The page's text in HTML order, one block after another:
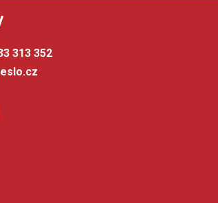
313 352